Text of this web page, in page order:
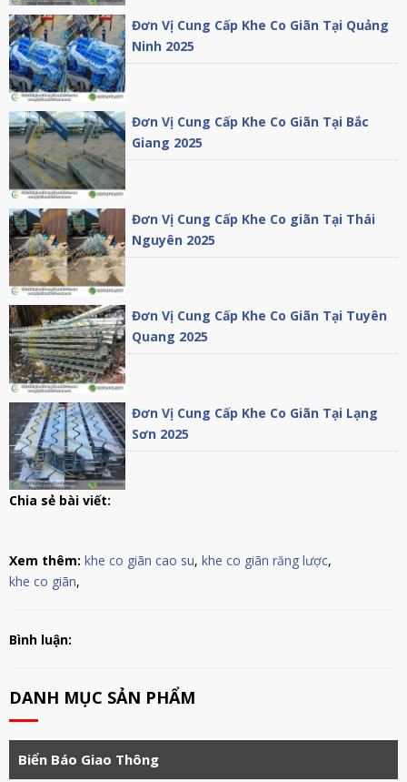
Đơn Vị Cung Cấp Khe Co Giãn Tại Quảng
Ninh 2025
Đơn Vị Cung Cấp Khe Co Giãn Tại Bắc
Giang 2025
Đơn Vị Cung Cấp Khe Co giãn Tại Thái
Nguyên 2025
Đơn Vị Cung Cấp Khe Co Giãn Tại Tuyên
Quang 2025
Đơn Vị Cung Cấp Khe Co Giãn Tại Lạng
Sơn 2025
Chia sẻ bài viết:
Xem thêm: khe co giãn cao su, khe co giãn răng lược,
khe co giãn,
Bình luận:
DANH MỤC SẢN PHẨM
Biển Báo Giao Thông